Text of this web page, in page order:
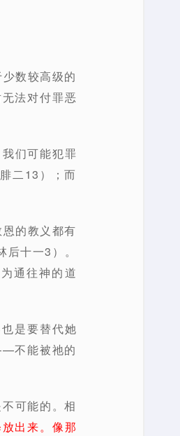
数较高级的
法对付罪恶
们可能犯罪
二13）；而
的教义都有
十一3）。
通往神的道
是要替代她
不能被祂的
可能的。相
出来。像那